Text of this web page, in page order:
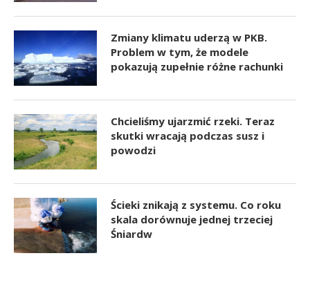
Zmiany klimatu uderzą w PKB.
Problem w tym, że modele
pokazują zupełnie różne rachunki
Chcieliśmy ujarzmić rzeki. Teraz
skutki wracają podczas susz i
powodzi
Ścieki znikają z systemu. Co roku
skala dorównuje jednej trzeciej
Śniardw